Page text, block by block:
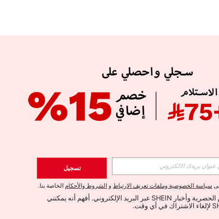
APP
الإشتراك
اشتراك
تسجيل
سياسة الخصوصية وملفات تعريف الارتباط و الشروط والأحكام الخاصة بنا.
أود تلقي العروض الحصرية وأخبار SHEIN عبر البريد الإلكتروني. أفهم أنه يمكنني